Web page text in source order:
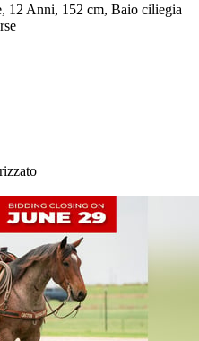
12 Anni, 152 cm, Baio ciliegia